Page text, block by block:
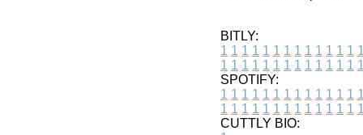
BITLY:
1 1 1 1 1 1 1 1 1 1 1 1 1 1
1 1 1 1 1 1 1 1 1 1 1 1 1 1
SPOTIFY:
1 1 1 1 1 1 1 1 1 1 1 1 1 1
1 1 1 1 1 1 1 1 1 1 1 1 1 1
CUTTLY BIO: